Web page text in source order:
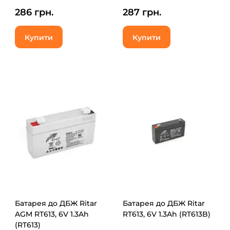
286 грн.
Купити
287 грн.
Купити
Батарея до ДБЖ Ritar
AGM RT613, 6V 1.3Ah
(RT613)
Батарея до ДБЖ Ritar
RT613, 6V 1.3Ah (RT613B)